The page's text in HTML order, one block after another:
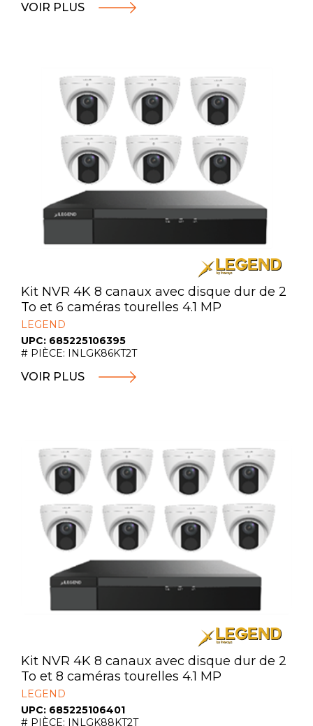
VOIR PLUS
Kit NVR 4K 8 canaux avec disque dur de 2
To et 6 caméras tourelles 4.1 MP
LEGEND
UPC: 685225106395
# PIÈCE: INLGK86KT2T
VOIR PLUS
Kit NVR 4K 8 canaux avec disque dur de 2
To et 8 caméras tourelles 4.1 MP
LEGEND
UPC: 685225106401
# PIÈCE: INLGK88KT2T